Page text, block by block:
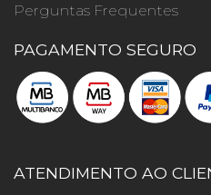
Perguntas Frequentes
PAGAMENTO SEGURO
ATENDIMENTO AO